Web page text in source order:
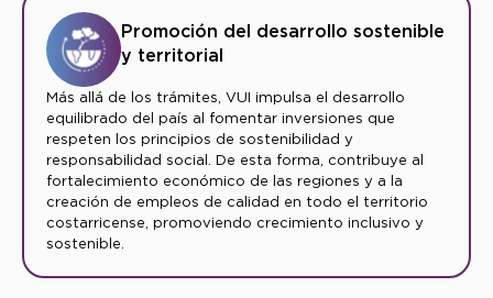
Promoción del desarrollo sostenible
y territorial
Más allá de los trámites, VUI impulsa el desarrollo
equilibrado del país al fomentar inversiones que
respeten los principios de sostenibilidad y
responsabilidad social. De esta forma, contribuye al
fortalecimiento económico de las regiones y a la
creación de empleos de calidad en todo el territorio
costarricense, promoviendo crecimiento inclusivo y
sostenible.